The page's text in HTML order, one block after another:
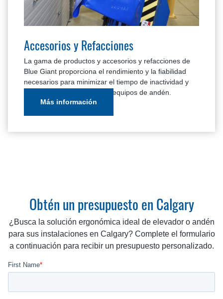
Accesorios y Refacciones
La gama de productos y accesorios y refacciones de
Blue Giant proporciona el rendimiento y la fiabilidad
necesarios para minimizar el tiempo de inactividad y
prolongar la vida útil de sus equipos de andén.
Más información
Obtén un presupuesto en Calgary
¿Busca la solución ergonómica ideal de elevador o andén
para sus instalaciones en Calgary? Complete el formulario
a continuación para recibir un presupuesto personalizado.